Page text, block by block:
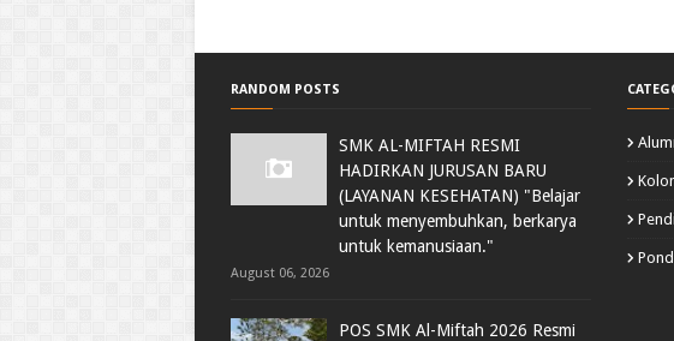
RANDOM POSTS
SMK AL-MIFTAH RESMI
HADIRKAN JURUSAN BARU
(LAYANAN KESEHATAN) "Belajar
untuk menyembuhkan, berkarya
untuk kemanusiaan."
August 06, 2026
POS SMK Al-Miftah 2026 Resmi